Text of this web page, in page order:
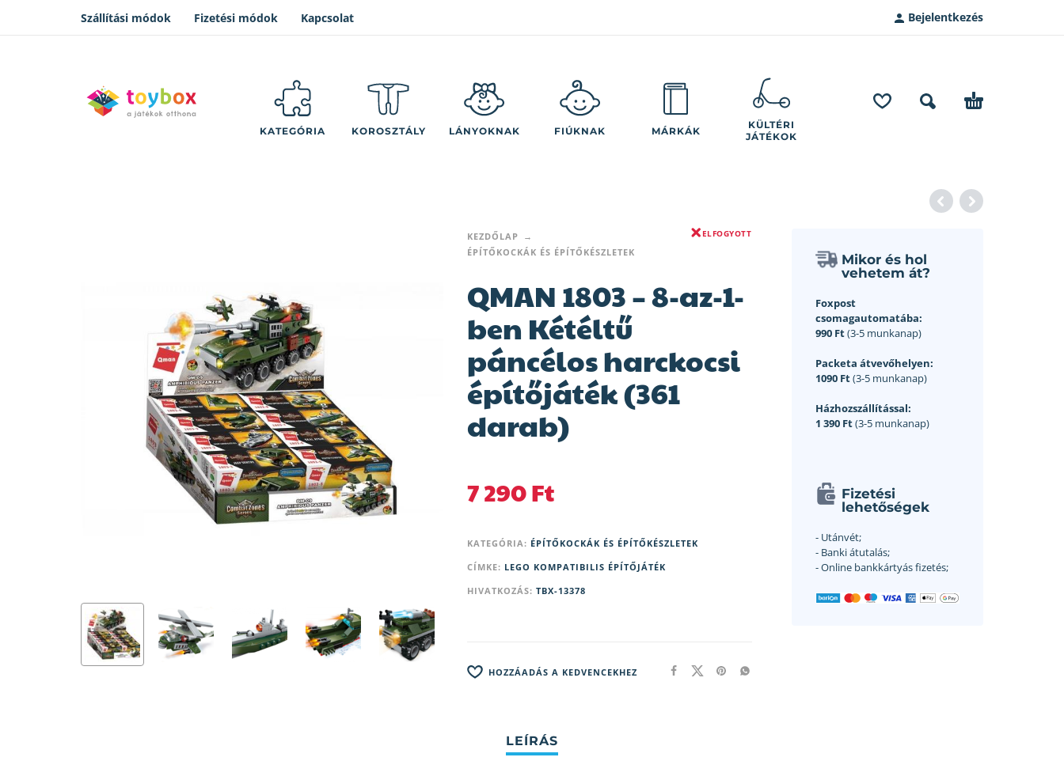
Szállítási módok Fizetési módok Kapcsolat Bejelentkezés
KATEGÓRIA KOROSZTÁLY LÁNYOKNAK FIÚKNAK MÁRKÁK
KÜLTÉRI
JÁTÉKOK
KEZDŐLAP
ÉPÍTŐKOCKÁK ÉS ÉPÍTŐKÉSZLETEK
ELFOGYOTT
QMAN 1803 – 8-az-1-
ben Kétéltű
páncélos harckocsi
építőjáték (361
darab)
7 290Ft
KATEGÓRIA: ÉPÍTŐKOCKÁK ÉS ÉPÍTŐKÉSZLETEK
CÍMKE: LEGO KOMPATIBILIS ÉPÍTŐJÁTÉK
HIVATKOZÁS: TBX-13378
HOZZÁADÁS A KEDVENCEKHEZ
Mikor és hol
vehetem át?
Foxpost
csomagautomatába:
990 Ft(3-5 munkanap)
Packeta átvevőhelyen:
1090 Ft(3-5 munkanap)
Házhozszállítással:
1 390 Ft(3-5 munkanap)
Fizetési
lehetőségek
- Utánvét;
- Banki átutalás;
- Online bankkártyás fizetés;